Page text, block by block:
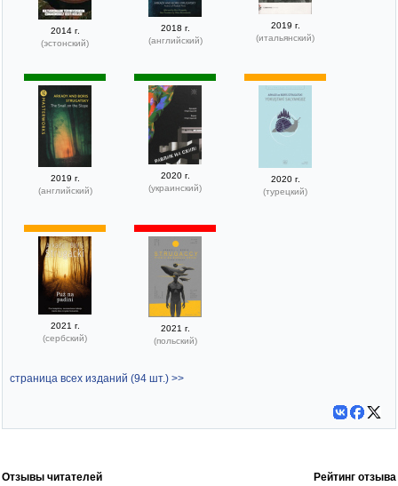
2014 г.
(эстонский)
2018 г.
(английский)
2019 г.
(итальянский)
2019 г.
(английский)
2020 г.
(украинский)
2020 г.
(турецкий)
2021 г.
(сербский)
2021 г.
(польский)
страница всех изданий (94 шт.) >>
Отзывы читателей Рейтинг отзыва